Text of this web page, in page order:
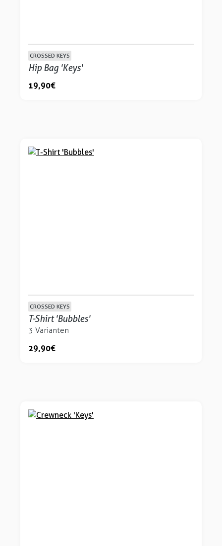
CROSSED KEYS
Hip Bag 'Keys'
19,90 €
CROSSED KEYS
T-Shirt 'Bubbles'
3 Varianten
29,90 €